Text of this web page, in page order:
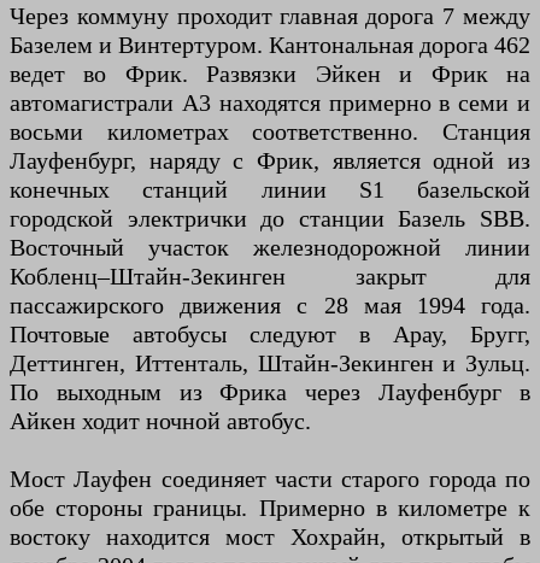
Через коммуну проходит главная дорога 7 между
Базелем и Винтертуром. Кантональная дорога 462
ведет во Фрик. Развязки Эйкен и Фрик на
автомагистрали А3 находятся примерно в семи и
восьми километрах соответственно. Станция
Лауфенбург, наряду с Фрик, является одной из
конечных станций линии S1 базельской
городской электрички до станции Базель SBB.
Восточный участок железнодорожной линии
Кобленц–Штайн-Зекинген закрыт для
пассажирского движения с 28 мая 1994 года.
Почтовые автобусы следуют в Арау, Бругг,
Деттинген, Иттенталь, Штайн-Зекинген и Зульц.
По выходным из Фрика через Лауфенбург в
Айкен ходит ночной автобус.
Мост Лауфен соединяет части старого города по
обе стороны границы. Примерно в километре к
востоку находится мост Хохрайн, открытый в